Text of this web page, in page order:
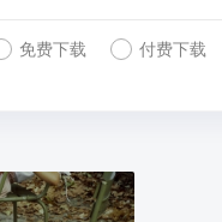
免费下载 付费下载